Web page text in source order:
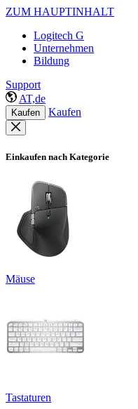
ZUM HAUPTINHALT
Logitech G
Unternehmen
Bildung
Support
AT,de
Kaufen Kaufen
Einkaufen nach Kategorie
Mäuse
Tastaturen